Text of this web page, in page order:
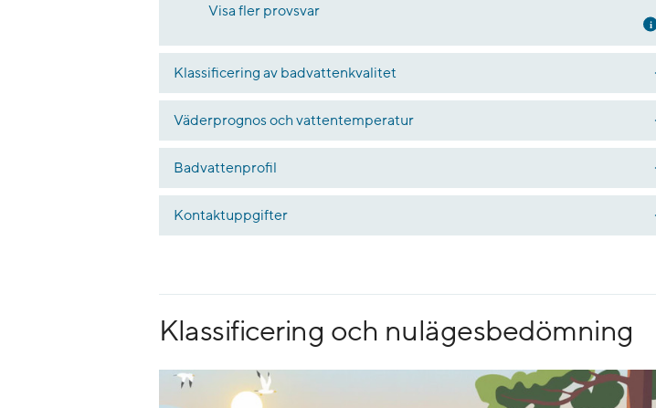
Visa fler provsvar
Klassificering av badvattenkvalitet
Väderprognos och vattentemperatur
Badvattenprofil
Kontaktuppgifter
Klassificering och nulägesbedömning